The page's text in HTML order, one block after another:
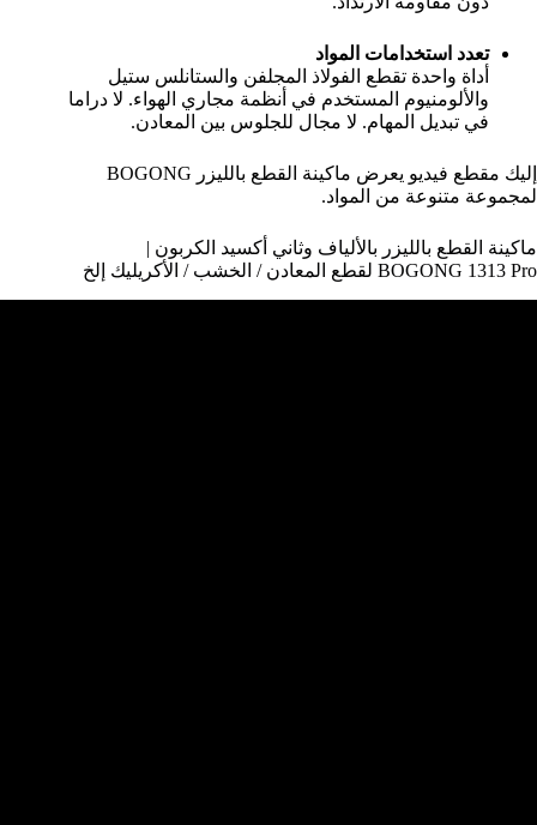
تعدد استخدامات المواد
أداة واحدة تقطع الفولاذ المجلفن والستانلس ستيل
والألومنيوم المستخدم في أنظمة مجاري الهواء. لا دراما
في تبديل المهام. لا مجال للجلوس بين المعادن.
إليك مقطع فيديو يعرض ماكينة القطع بالليزر BOGONG
لمجموعة متنوعة من المواد.
ماكينة القطع بالليزر بالألياف وثاني أكسيد الكربون |
BOGONG 1313 Pro لقطع المعادن / الخشب / الأكريليك إلخ